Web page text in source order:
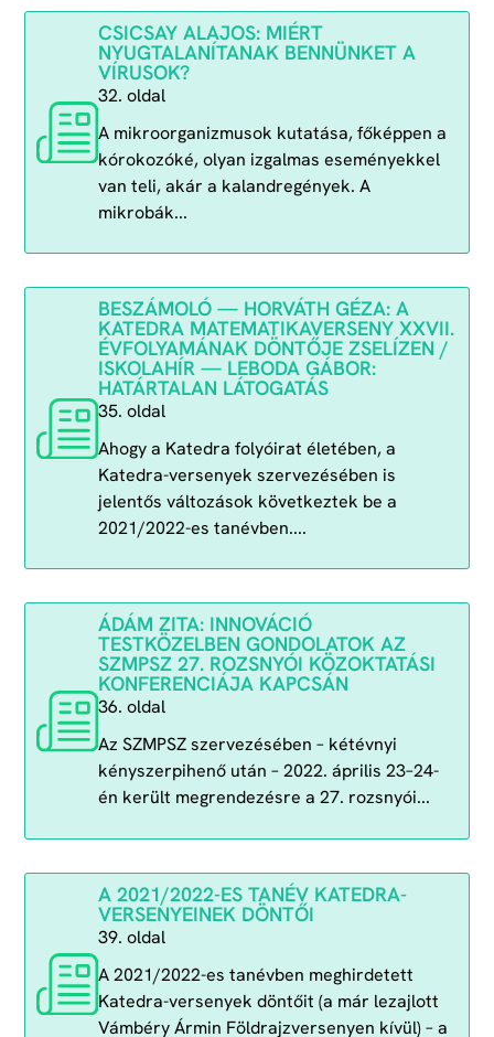
CSICSAY ALAJOS: MIÉRT
NYUGTALANÍTANAK BENNÜNKET A
VÍRUSOK?
32. oldal
A mikroorganizmusok kutatása, főképpen a
kórokozóké, olyan izgalmas eseményekkel
van teli, akár a kalandregények. A
mikrobák...
BESZÁMOLÓ — HORVÁTH GÉZA: A
KATEDRA MATEMATIKAVERSENY XXVII.
ÉVFOLYAMÁNAK DÖNTŐJE ZSELÍZEN /
ISKOLAHÍR — LEBODA GÁBOR:
HATÁRTALAN LÁTOGATÁS
35. oldal
Ahogy a Katedra folyóirat életében, a
Katedra-versenyek szervezésében is
jelentős változások következtek be a
2021/2022-es tanévben....
ÁDÁM ZITA: INNOVÁCIÓ
TESTKÖZELBEN GONDOLATOK AZ
SZMPSZ 27. ROZSNYÓI KÖZOKTATÁSI
KONFERENCIÁJA KAPCSÁN
36. oldal
Az SZMPSZ szervezésében – kétévnyi
kényszerpihenő után – 2022. április 23–24-
én került megrendezésre a 27. rozsnyói...
A 2021/2022-ES TANÉV KATEDRA-
VERSENYEINEK DÖNTŐI
39. oldal
A 2021/2022-es tanévben meghirdetett
Katedra-versenyek döntőit (a már lezajlott
Vámbéry Ármin Földrajzversenyen kívül) – a